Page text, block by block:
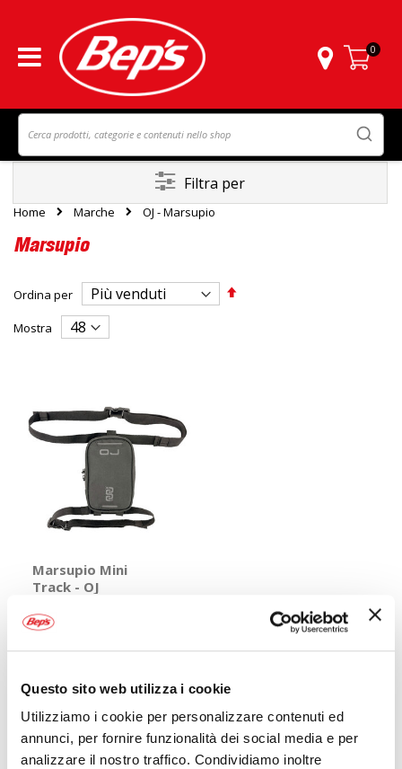
Questo sito web utilizza i cookie
Utilizziamo i cookie per personalizzare contenuti ed
annunci, per fornire funzionalità dei social media e per
analizzare il nostro traffico. Condividiamo inoltre
Carrello
0
Home Marche OJ - Marsupio
Marsupio
Ordina per
Imposta
Mostra
Marsupio Mini
Track - OJ
Nero 17x11x6cm
19,95 €
48H
Mostra
Filtra per